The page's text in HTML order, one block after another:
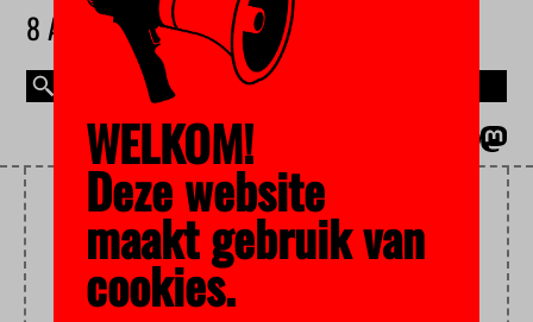
8 AUGUSTUS 2026
HARDE KNIP
WELKOM!
Deze website
maakt gebruik van
cookies.